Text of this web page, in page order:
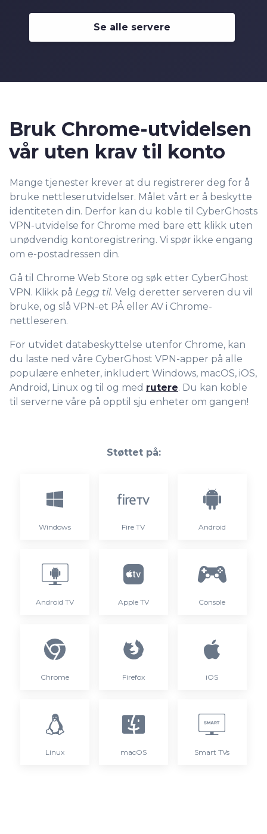
89
87
9
7
9
5
6
8
4
5
7
9
Se alle servere
Bruk Chrome-utvidelsen
vår uten krav til konto
Mange tjenester krever at du registrerer deg for å
bruke nettleserutvidelser. Målet vårt er å beskytte
identiteten din. Derfor kan du koble til CyberGhosts
VPN-utvidelse for Chrome med bare ett klikk uten
unødvendig kontoregistrering. Vi spør ikke engang
om e-postadressen din.
Gå til Chrome Web Store og søk etter CyberGhost
VPN. Klikk på Legg til. Velg deretter serveren du vil
bruke, og slå VPN-et PÅ eller AV i Chrome-
nettleseren.
For utvidet databeskyttelse utenfor Chrome, kan
du laste ned våre CyberGhost VPN-apper på alle
populære enheter, inkludert Windows, macOS, iOS,
Android, Linux og til og med rutere. Du kan koble
til serverne våre på opptil sju enheter om gangen!
Støttet på:
Windows Fire TV Android
Android TV Apple TV Console
Chrome Firefox iOS
Linux macOS Smart TVs